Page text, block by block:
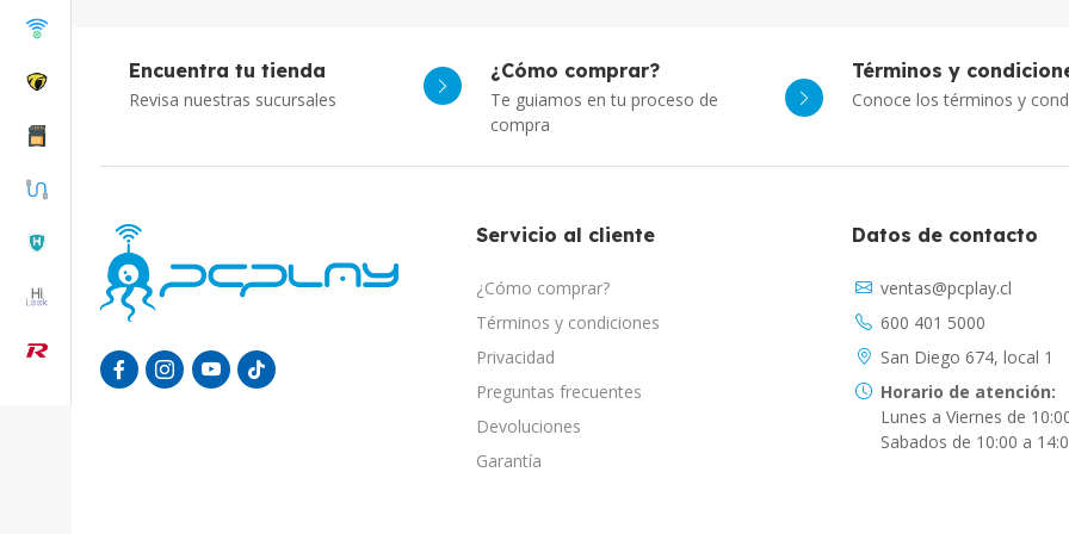
Encuentra tu tienda
Revisa nuestras sucursales
¿Cómo comprar?
Te guiamos en tu proceso de
compra
Términos y
Conoce los términos y
Servicio al cliente
¿Cómo comprar?
Términos y condiciones
Privacidad
Preguntas frecuentes
Devoluciones
Garantía
Datos de contacto
ventas@pcplay.cl
600 401 5000
San Diego 674, local 1
Horario de atención:
Lunes a Viernes de
Sabados de 10:00 a